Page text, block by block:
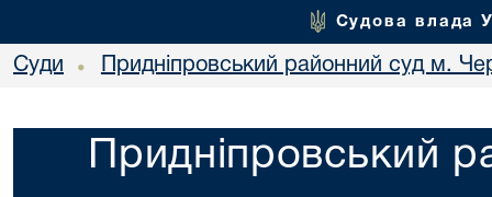
Судова влада
Суди • Придніпровський районний суд м.
Придніпровський